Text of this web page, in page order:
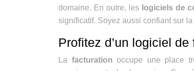
domaine. En outre, les logiciels de
significatif. Soyez aussi confiant sur
Profitez d’un logiciel
La facturation occupe une place